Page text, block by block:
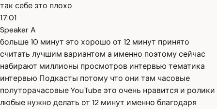
так себе это плохо
17:01
Speaker A
больше 10 минут это хорошо от 12 минут принято
считать лучшим вариантом а именно поэтому сейчас
набирают миллионы просмотров интервью тематика
интервью Подкасты потому что они там часовые
полуторачасовые YouTube это очень нравится и ролики
любые нужно делать от 12 минут именно благодаря